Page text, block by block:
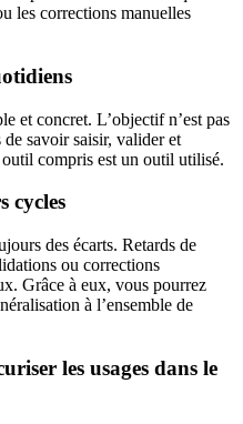
les corrections manuelles
et concret. L’objectif n’est pas
savoir saisir, valider et
compris est un outil utilisé.
cycles
des écarts. Retards de
ou corrections
Grâce à eux, vous pourrez
à l’ensemble de
les usages dans le